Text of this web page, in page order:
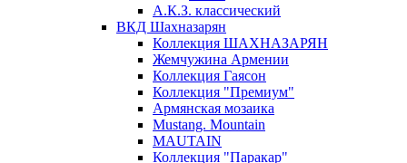
А.К.З. классический
ВКД Шахназарян
Коллекция ШАХНАЗАРЯН
Жемчужина Армении
Коллекция Гаясон
Коллекция "Премиум"
Армянская мозаика
Mustang. Mountain
MAUTAIN
Коллекция "Паракар"